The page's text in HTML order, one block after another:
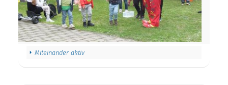
Miteinander aktiv